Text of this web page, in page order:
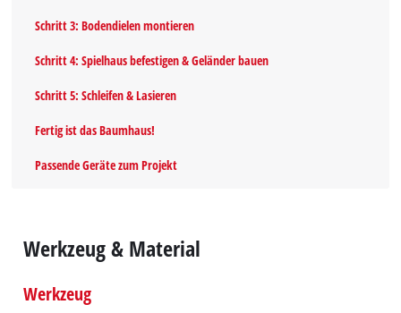
Schritt 3: Bodendielen montieren
Schritt 4: Spielhaus befestigen & Geländer bauen
Schritt 5: Schleifen & Lasieren
Fertig ist das Baumhaus!
Passende Geräte zum Projekt
Werkzeug & Material
Werkzeug